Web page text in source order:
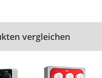
vergleichen